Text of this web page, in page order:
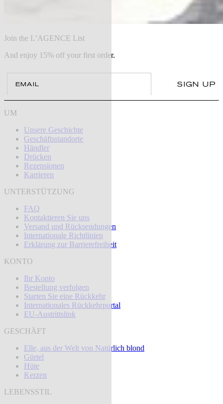
Join the L’AGENCE List
And enjoy 15% off your first order.
SIGN UP
UM
Unsere Geschichte
Geschäftsstandorte
Händler
Drücken
Rezensionen
Karrieren
UNTERSTÜTZUNG
FAQ
Kontaktieren Sie uns
Versand und Rücksendungen
Internationale Richtlinien
Erklärung zur Barrierefreiheit
KONTO
Ihr Konto
Bestellung verfolgen
Starten Sie eine Rückkehr
Internationales Rückkehrportal
EU-Austrittslink
GESCHÄFT
Elle, aus der Welt von Natürlich blond
Gürtel
Hüte
Kerzen
LEBENSSTIL